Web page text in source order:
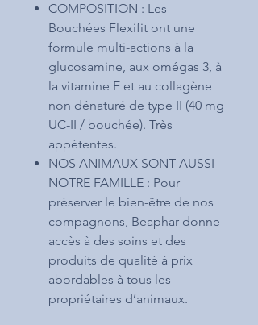
COMPOSITION : Les
Bouchées Flexifit ont une
formule multi-actions à la
glucosamine, aux omégas 3, à
la vitamine E et au collagène
non dénaturé de type II (40 mg
UC-II / bouchée). Très
appétentes.
NOS ANIMAUX SONT AUSSI
NOTRE FAMILLE : Pour
préserver le bien-être de nos
compagnons, Beaphar donne
accès à des soins et des
produits de qualité à prix
abordables à tous les
propriétaires d’animaux.